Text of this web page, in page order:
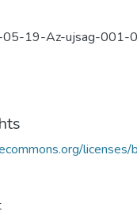
19-Az-ujsag-001-